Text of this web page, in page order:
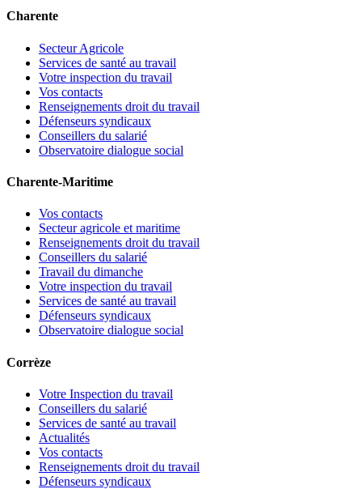
Charente
Secteur Agricole
Services de santé au travail
Votre inspection du travail
Vos contacts
Renseignements droit du travail
Défenseurs syndicaux
Conseillers du salarié
Observatoire dialogue social
Charente-Maritime
Vos contacts
Secteur agricole et maritime
Renseignements droit du travail
Conseillers du salarié
Travail du dimanche
Votre inspection du travail
Services de santé au travail
Défenseurs syndicaux
Observatoire dialogue social
Corrèze
Votre Inspection du travail
Conseillers du salarié
Services de santé au travail
Actualités
Vos contacts
Renseignements droit du travail
Défenseurs syndicaux